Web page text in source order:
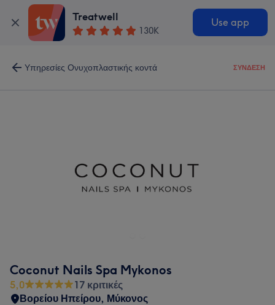
Treatwell
130K
Use app
Υπηρεσίες Ονυχοπλαστικής κοντά ΣΎΝΔΕΣΗ
Coconut Nails Spa Mykonos
5,0
17 κριτικές
Βορείου Ηπείρου, Μύκονος